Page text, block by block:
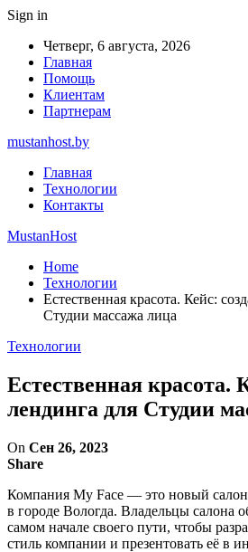
Sign in
Четверг, 6 августа, 2026
Главная
Помощь
Клиентам
Партнерам
mustanhost.by
Главная
Технологии
Контакты
MustanHost
Home
Технологии
Естественная красота. Кейс:
Студии массажа лица
Технологии
Естественная красота.
лендинга для Студии
On Сен 26, 2023
Share
Компания My Face — это новый
в городе Вологда. Владельцы салона
самом начале своего пути, чтобы
стиль компании и презентовать её в